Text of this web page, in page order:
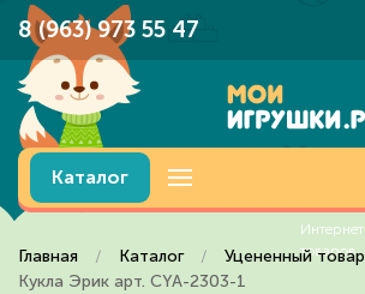
Перейти к содержимому
8 (963) 973 55 47
Каталог
Главная Каталог Уцененный товар
Кукла Эрик арт. CYA-2303-1